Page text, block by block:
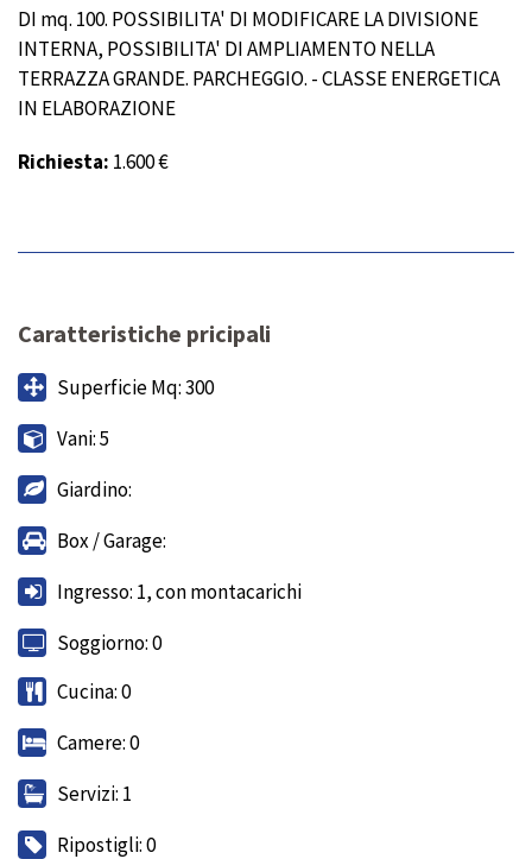
DI mq. 100. POSSIBILITA' DI MODIFICARE LA DIVISIONE
INTERNA, POSSIBILITA' DI AMPLIAMENTO NELLA
TERRAZZA GRANDE. PARCHEGGIO. - CLASSE ENERGETICA
IN ELABORAZIONE
Richiesta: 1.600 €
Caratteristiche pricipali
Superficie Mq: 300
Vani: 5
Giardino:
Box / Garage:
Ingresso: 1, con montacarichi
Soggiorno: 0
Cucina: 0
Camere: 0
Servizi: 1
Ripostigli: 0